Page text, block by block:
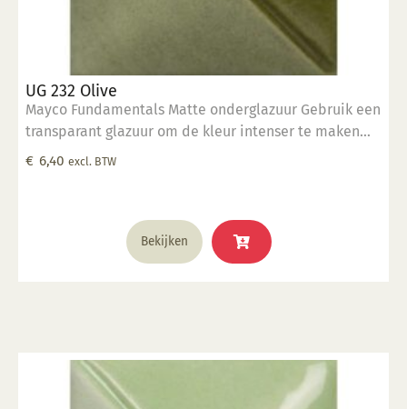
UG 232 Olive
Mayco Fundamentals Matte onderglazuur Gebruik een
transparant glazuur om de kleur intenser te maken
Geschikt voor gebruiksgoed mits er een transparant
€ 6,40 excl. BTW
Bekijken